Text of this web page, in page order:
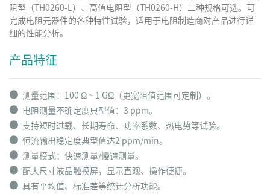
阻型（TH0260-L）、高值电阻型（TH0260-H）二种规格可选。可
完成电阻元器件的各种特性试验，适用于电阻制造商对产品进行详
细的性能分析。
产品特征
⬤ 测量范围：100 Ω ~ 1 GΩ（更宽阻值范围可定制）。
⬤ 电阻测量不确定度典型值：3 ppm。
⬤ 支持短时过载、长期寿命、功率系数、热电势等试验。
⬤ 恒流输出稳定度典型值达2 ppm/min。
⬤ 测量模式：快速测量/慢速测量。
⬤ 配大尺寸液晶触摸屏，显示直观、操作便捷。
⬤
具有平均值、标准差等统计分析功能。